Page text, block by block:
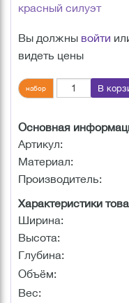
красный силуэт
Вы должны войти
видеть цены
набор В
Основная
Артикул:
Материал:
Производитель:
Характеристики
Ширина:
Высота:
Глубина:
Объём:
Вес: